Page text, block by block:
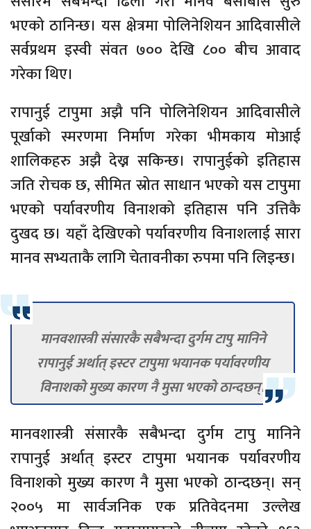
भएको ठानिन्छ। यस क्षेत्रमा पोलिनेशियन आदिवासीले
सर्वप्रथम इस्वी संवत ७०० देखि ८०० बीच आवाद
गरेका थिए।
रापानुई टापुमा अझै पनि पोलिनेशियन आदिवासीले
पूर्खाको स्मरणमा निर्माण गरेका भीमकाय मोआई
शालिकहरु अझै देख्न सकिन्छ। रापानुईको इतिहास
जति रोचक छ, सीमित स्रोत साधान भएको यस टापुमा
भएको पर्यावरणीय विनाशको इतिहास पनि उत्तिकै
दुखद छ। यहाँ देखिएको पर्यावरणीय विनाशलाई सारा
मानव सभ्यताकै लागि चेतावनीका रुपमा पनि लिइन्छ।
मानवशास्त्री संसारकै सबैभन्दा दुर्गम टापु मानिने
रापानुई अर्थात् इस्टर टापुमा भयानक पर्यावरणीय
विनाशको मुख्य कारण नै मुसा भएको ठान्दछन्।
मानवशास्त्री संसारकै सबैभन्दा दुर्गम टापु मानिने
रापानुई अर्थात् इस्टर टापुमा भयानक पर्यावरणीय
विनाशको मुख्य कारण नै मुसा भएको ठान्दछन्। सन्
२००५ मा सार्वजनिक एक प्रतिवेदनमा उल्लेख